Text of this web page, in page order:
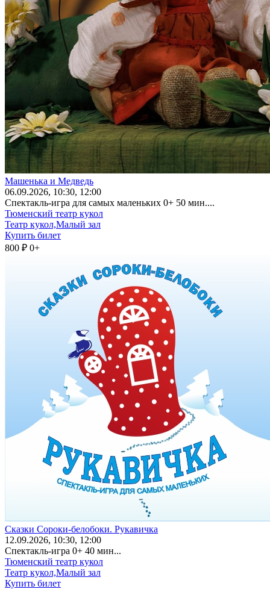
Машенька и Медведь
06.09.2026, 10:30, 12:00
Спектакль-игра для самых маленьких 0+ 50 мин....
Тюменский театр кукол
Театр кукол,Малый зал
Купить билет
800 ₽ 0+
Сказки Сороки-белобоки. Рукавичка
12.09.2026, 10:30, 12:00
Спектакль-игра 0+ 40 мин...
Тюменский театр кукол
Театр кукол,Малый зал
Купить билет